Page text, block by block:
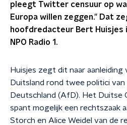
pleegt Twitter censuur op
Europa willen zeggen." Dat
hoofdredacteur Bert Huisjes
NPO Radio 1.
Huisjes zegt dit naar aanleiding
Duitsland rond twee politici
Deutschland (AfD). Het Duitse
spant mogelijk een rechtszaak
Storch en Alice Weidel van de